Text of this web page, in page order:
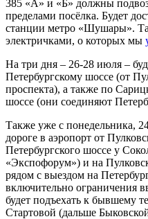
385 «А» и «Б» должны
пределами посёлка. Будет
станции метро «Шушары».
электричками, о которых мы
На три дня – 26-28 июля –
Петербургскому шоссе (от
проспекта), а также по
шоссе (они соединяют
Также уже с понедельника,
дороге в аэропорт от
Петербургского шоссе у
«Экспофорум») и на
рядом с выездом на
включительно ограничения
будет подъехать к бывшему
Стартовой (дальше